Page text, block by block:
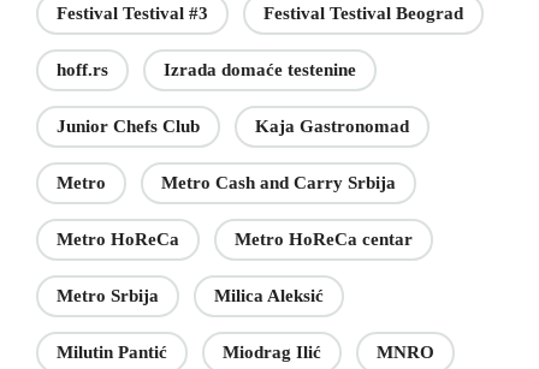
Festival Testival #3 Festival Testival Beograd
hoff.rs Izrada domaće testenine
Junior Chefs Club Kaja Gastronomad
Metro Metro Cash and Carry Srbija
Metro HoReCa Metro HoReCa centar
Metro Srbija Milica Aleksić
Milutin Pantić Miodrag Ilić MNRO